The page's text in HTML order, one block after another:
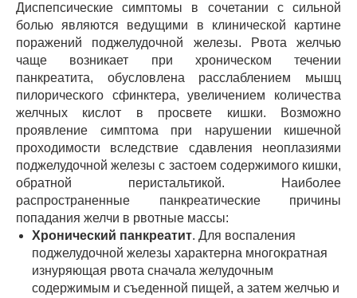
Диспепсические симптомы в сочетании с сильной
болью являются ведущими в клинической картине
поражений поджелудочной железы. Рвота желчью
чаще возникает при хроническом течении
панкреатита, обусловлена расслаблением мышц
пилорического сфинктера, увеличением количества
желчных кислот в просвете кишки. Возможно
проявление симптома при нарушении кишечной
проходимости вследствие сдавления неоплазиями
поджелудочной железы с застоем содержимого кишки,
обратной перистальтикой. Наиболее
распространенные панкреатические причины
попадания желчи в рвотные массы:
Хронический панкреатит. Для воспаления
поджелудочной железы характерна многократная
изнуряющая рвота сначала желудочным
содержимым и съеденной пищей, а затем желчью и